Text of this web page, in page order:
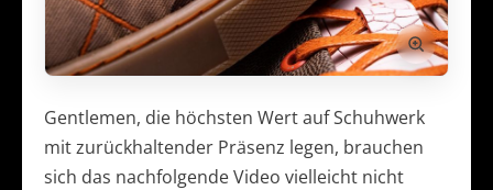
Gentlemen, die höchsten Wert auf Schuhwerk
mit zurückhaltender Präsenz legen, brauchen
sich das nachfolgende Video vielleicht nicht